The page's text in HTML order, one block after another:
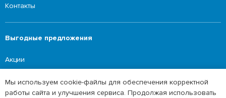
Контакты
Выгодные предложения
Акции
©2026 Fitness Formula
Мы используем cookie-файлы для обеспечения корректной
работы сайта и улучшения сервиса. Продолжая использовать